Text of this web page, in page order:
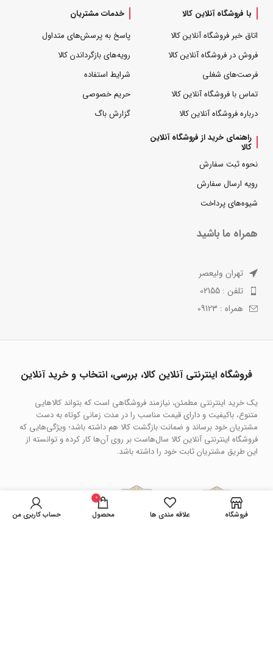
با فروشگاه آنلاین کالا
اتاق خبر فروشگاه آنلاین کالا
فروش در فروشگاه آنلاین کالا
فرصت‌های شغلی
تماس با فروشگاه آنلاین کالا
درباره فروشگاه آنلاین کالا
خدمات مشتریان
پاسخ به پرسش‌های متداول
رویه‌های بازگرداندن کالا
شرایط استفاده
حریم خصوصی
گزارش باگ
راهنمای خرید از فروشگاه آنلاین
کالا
نحوه ثبت سفارش
رویه ارسال سفارش
شیوه‌های پرداخت
همراه ما باشید
تهران ولیعصر
تلفن : 02155
همراه : 09123
فروشگاه اینترنتی آنلاین کالا، بررسی، انتخاب و خرید آنلاین
یک خرید اینترنتی مطمئن، نیازمند فروشگاهی است که بتواند کالاهایی
متنوع، باکیفیت و دارای قیمت مناسب را در مدت زمانی کوتاه به دست
مشتریان خود برساند و ضمانت بازگشت کالا هم داشته باشد؛ ویژگی‌هایی که
فروشگاه اینترنتی آنلاین کالا سال‌هاست بر روی آن‌ها کار کرده و توانسته از
این طریق مشتریان ثابت خود را داشته باشد.
فروشگاه علاقه مندی ها
0
محصول حساب کاربری من